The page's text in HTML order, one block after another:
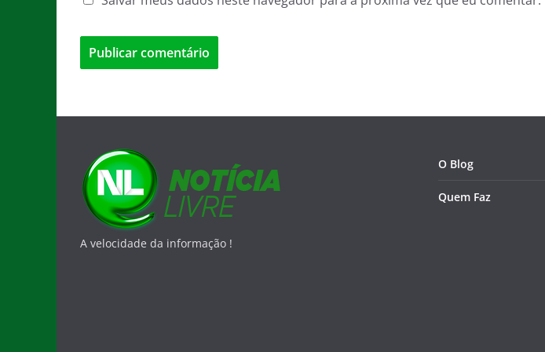
A velocidade da informação !
O Blog
Quem Faz